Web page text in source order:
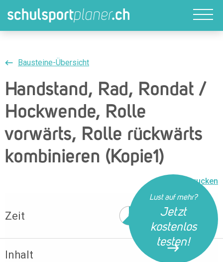
Lust auf mehr?
Jetzt
kostenlos
testen!
Bausteine-Übersicht
Handstand, Rad, Rondat /
Hockwende, Rolle
vorwärts, Rolle rückwärts
kombinieren (Kopie1)
Drucken
Zeit 38 Min
Inhalt